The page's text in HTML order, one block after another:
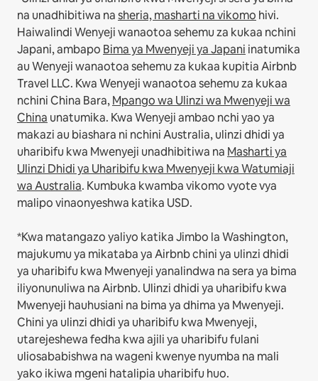
na unadhibitiwa nasheria, masharti na vikomo hivi.
Haiwalindi Wenyeji wanaotoa sehemu za kukaa nchini
Japani, ambapo Bima ya Mwenyeji ya Japani inatumika
au Wenyeji wanaotoa sehemu za kukaa kupitia Airbnb
Travel LLC. Kwa Wenyeji wanaotoa sehemu za kukaa
nchini China Bara,Mpango wa Ulinzi wa Mwenyeji wa
China unatumika. Kwa Wenyeji ambao nchi yao ya
makazi au biashara ni nchini Australia, ulinzi dhidi ya
uharibifu kwa Mwenyeji unadhibitiwa na Masharti ya
Ulinzi Dhidi ya Uharibifu kwa Mwenyeji kwa Watumiaji
wa Australia. Kumbuka kwamba vikomo vyote vya
malipo vinaonyeshwa katika USD.
*Kwa matangazo yaliyo katika Jimbo la Washington,
majukumu ya mikataba ya Airbnb chini ya ulinzi dhidi
ya uharibifu kwa Mwenyeji yanalindwa na sera ya bima
iliyonunuliwa na Airbnb. Ulinzi dhidi ya uharibifu kwa
Mwenyeji hauhusiani na bima ya dhima ya Mwenyeji.
Chini ya ulinzi dhidi ya uharibifu kwa Mwenyeji,
utarejeshewa fedha kwa ajili ya uharibifu fulani
uliosababishwa na wageni kwenye nyumba na mali
yako ikiwa mgeni hatalipia uharibifu huo.